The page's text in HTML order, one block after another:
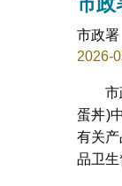
市政署
2026-
蛋丼)
有关
品卫生